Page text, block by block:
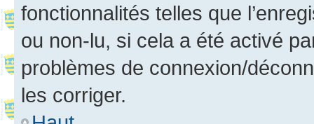
fonctionnalités telles que
ou non-lu, si cela a été activé
problèmes de connexion/
les corriger.